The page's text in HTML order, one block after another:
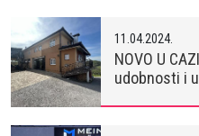
11.04.2024.
NOVO U
udobnosti i